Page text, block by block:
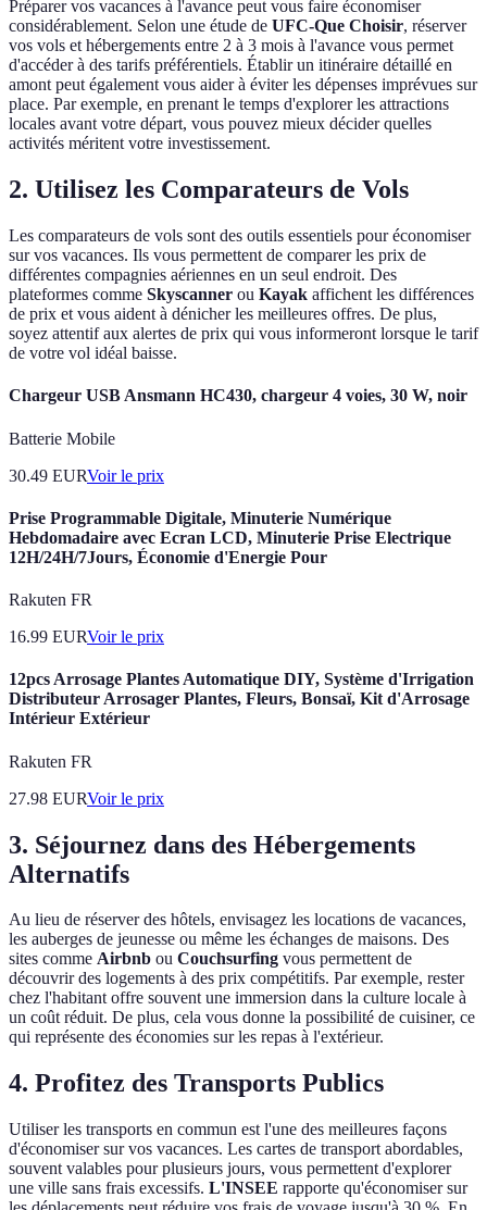
Préparer vos vacances à l'avance peut vous faire économiser
considérablement. Selon une étude de UFC-Que Choisir, réserver
vos vols et hébergements entre 2 à 3 mois à l'avance vous permet
d'accéder à des tarifs préférentiels. Établir un itinéraire détaillé en
amont peut également vous aider à éviter les dépenses imprévues sur
place. Par exemple, en prenant le temps d'explorer les attractions
locales avant votre départ, vous pouvez mieux décider quelles
activités méritent votre investissement.
2. Utilisez les Comparateurs de Vols
Les comparateurs de vols sont des outils essentiels pour économiser
sur vos vacances. Ils vous permettent de comparer les prix de
différentes compagnies aériennes en un seul endroit. Des
plateformes comme Skyscanner ou Kayak affichent les différences
de prix et vous aident à dénicher les meilleures offres. De plus,
soyez attentif aux alertes de prix qui vous informeront lorsque le tarif
de votre vol idéal baisse.
Chargeur USB Ansmann HC430, chargeur 4 voies, 30 W, noir
Batterie Mobile
30.49 EURVoir le prix
Prise Programmable Digitale, Minuterie Numérique
Hebdomadaire avec Ecran LCD, Minuterie Prise Electrique
12H/24H/7Jours, Économie d'Energie Pour
Rakuten FR
16.99 EURVoir le prix
12pcs Arrosage Plantes Automatique DIY, Système d'Irrigation
Distributeur Arrosager Plantes, Fleurs, Bonsaï, Kit d'Arrosage
Intérieur Extérieur
Rakuten FR
27.98 EURVoir le prix
3. Séjournez dans des Hébergements
Alternatifs
Au lieu de réserver des hôtels, envisagez les locations de vacances,
les auberges de jeunesse ou même les échanges de maisons. Des
sites comme Airbnb ou Couchsurfing vous permettent de
découvrir des logements à des prix compétitifs. Par exemple, rester
chez l'habitant offre souvent une immersion dans la culture locale à
un coût réduit. De plus, cela vous donne la possibilité de cuisiner, ce
qui représente des économies sur les repas à l'extérieur.
4. Profitez des Transports Publics
Utiliser les transports en commun est l'une des meilleures façons
d'économiser sur vos vacances. Les cartes de transport abordables,
souvent valables pour plusieurs jours, vous permettent d'explorer
une ville sans frais excessifs. L'INSEE rapporte qu'économiser sur